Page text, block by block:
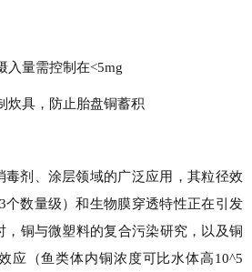
入量需控制在<5mg
炊具，防止胎盘铜蓄积
毒剂、涂层领域的广泛应用，其粒径效
个数量级）和生物膜穿透特性正在引发
，铜与微塑料的复合污染研究，以及铜
应（鱼类体内铜浓度可比水体高10^5